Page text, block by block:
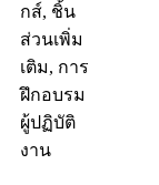
กส์, ชิ้น
ส่วนเพิ่ม
เติม, การ
ฝึกอบรม
ผู้ปฏิบัติ
งาน